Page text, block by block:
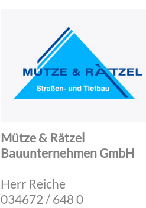
Mütze & Rätzel
Bauunternehmen GmbH
Herr Reiche
034672 / 648 0